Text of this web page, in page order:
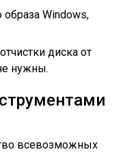
образа Windows,
диска от
нужны.
всевозможных